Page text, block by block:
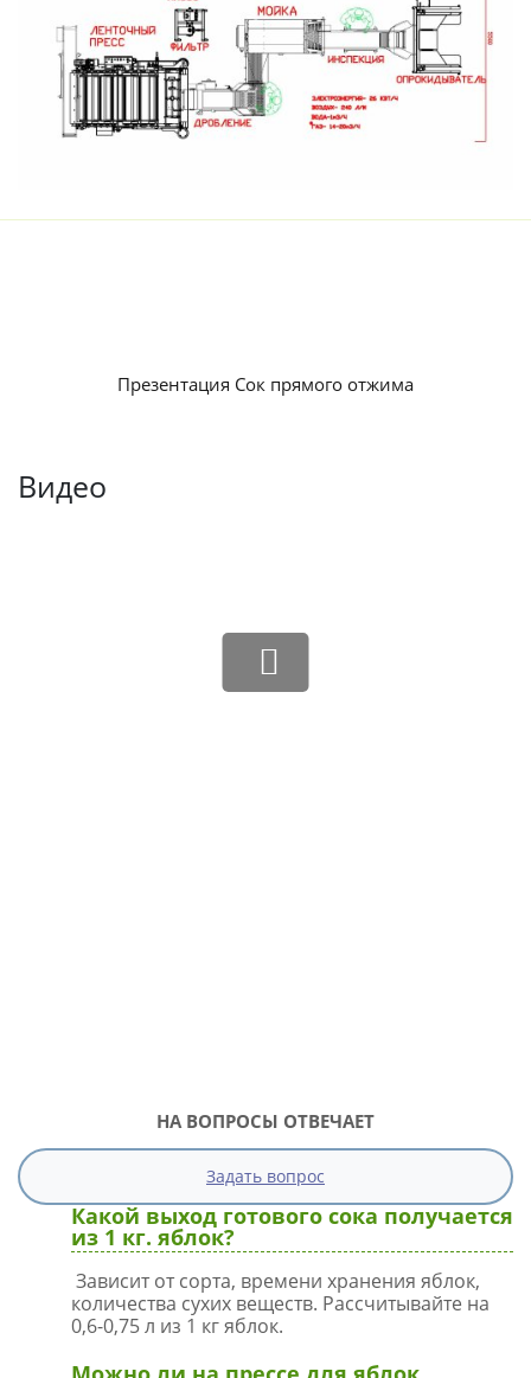
Презентация Сок прямого отжима
Видео
НА ВОПРОСЫ ОТВЕЧАЕТ
Задать вопрос
Какой выход готового сока получается
из 1 кг. яблок?
Зависит от сорта, времени хранения яблок,
количества сухих веществ. Рассчитывайте на
0,6-0,75 л из 1 кг яблок.